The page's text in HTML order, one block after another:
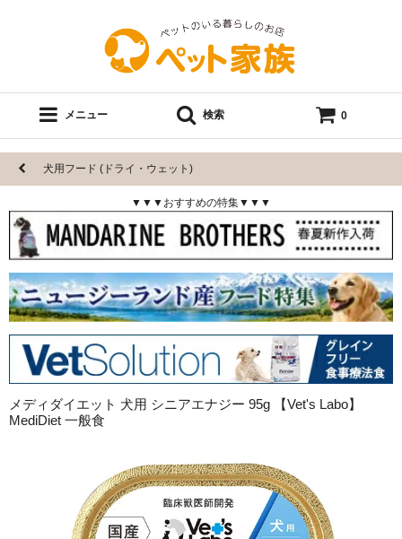
メニュー 検索 0
犬用フード (ドライ・ウェット)
▼▼▼おすすめの特集▼▼▼
メディダイエット 犬用 シニアエナジー 95g 【Vet's Labo】
MediDiet 一般食